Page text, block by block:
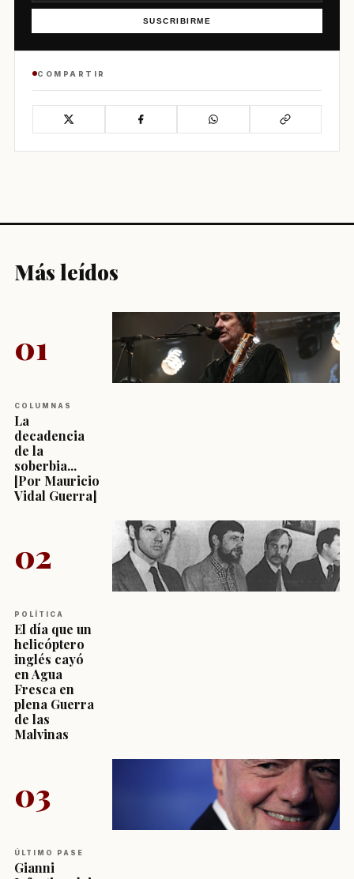
SUSCRIBIRME
COMPARTIR
Más leídos
01
COLUMNAS
La
decadencia
de la
soberbia...
[Por Mauricio
Vidal Guerra]
02
POLÍTICA
El día que un
helicóptero
inglés cayó
en Agua
Fresca en
plena Guerra
de las
Malvinas
03
ÚLTIMO PASE
Gianni